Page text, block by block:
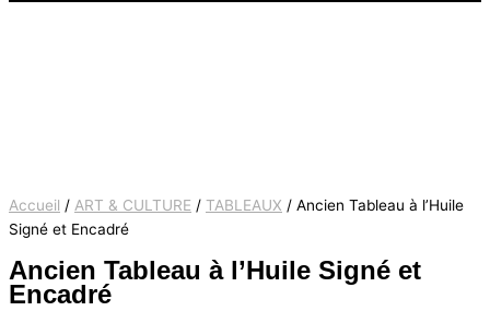
Accueil / ART & CULTURE / TABLEAUX / Ancien Tableau à l’Huile
Signé et Encadré
Ancien Tableau à l’Huile Signé et
Encadré